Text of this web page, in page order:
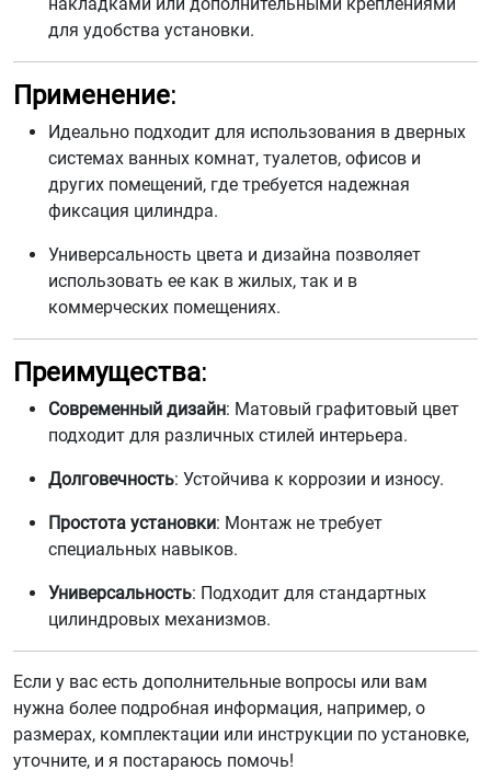
для удобства установки.
Применение:
Идеально подходит для использования в дверных
системах ванных комнат, туалетов, офисов и
других помещений, где требуется надежная
фиксация цилиндра.
Универсальность цвета и дизайна позволяет
использовать ее как в жилых, так и в
коммерческих помещениях.
Преимущества:
Современный дизайн: Матовый графитовый цвет
подходит для различных стилей интерьера.
Долговечность: Устойчива к коррозии и износу.
Простота установки: Монтаж не требует
специальных навыков.
Универсальность: Подходит для стандартных
цилиндровых механизмов.
Если у вас есть дополнительные вопросы или вам
нужна более подробная информация, например, о
размерах, комплектации или инструкции по установке,
уточните, и я постараюсь помочь!